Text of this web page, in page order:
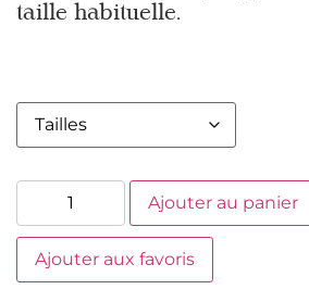
taille habituelle.
Ajouter au panier
Ajouter aux favoris